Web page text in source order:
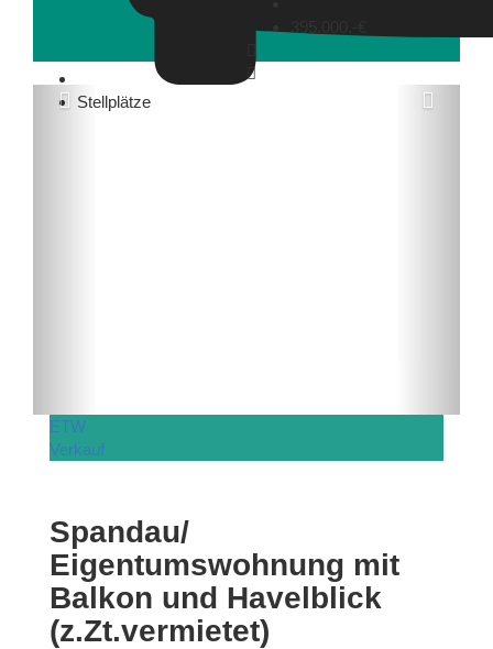
Stellplätze
ETW
Verkauf
Spandau/
Eigentumswohnung mit
Balkon und Havelblick
(z.Zt.vermietet)